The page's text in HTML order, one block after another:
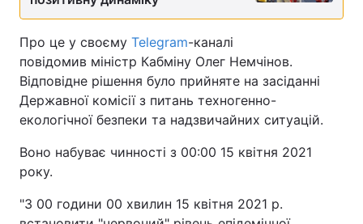
Про це у своєму Telegram-каналі
повідомив міністр Кабміну Олег Немчінов.
Відповідне рішення було прийняте на засіданні
Державної комісії з питань техногенно-
екологічної безпеки та надзвичайних ситуацій.
Воно набуває чинності з 00:00 15 квітня 2021
року.
"З 00 години 00 хвилин 15 квітня 2021 р.